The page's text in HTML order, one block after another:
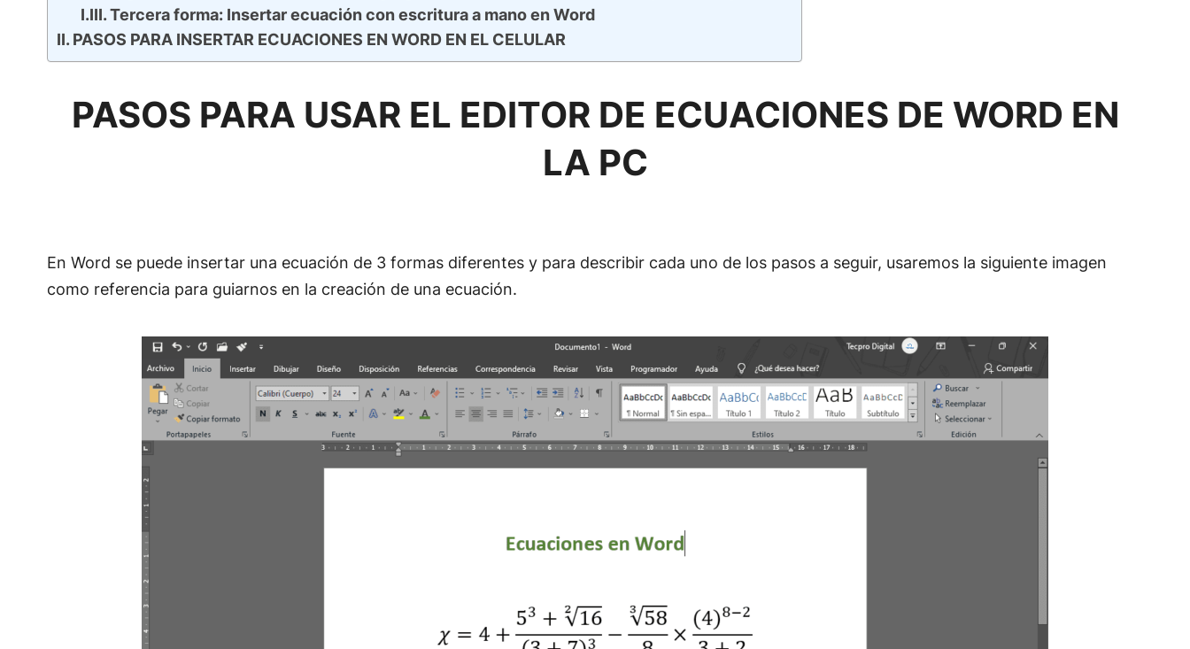
Tercera forma: Insertar ecuación con escritura a mano en Word
PASOS PARA INSERTAR ECUACIONES EN WORD EN EL CELULAR
PASOS PARA USAR EL EDITOR DE ECUACIONES DE WORD EN
LA PC
En Word se puede insertar una ecuación de 3 formas diferentes y para describir cada uno de los pasos a seguir, usaremos la siguiente imagen
como referencia para guiarnos en la creación de una ecuación.